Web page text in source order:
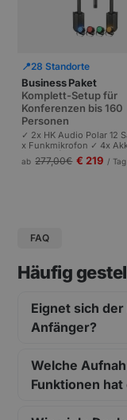
📍28 Standorte
Business Paket
Komplett-Setup für
Konferenzen bis 160
Personen
✓ 2x HK Audio Polar 12
x Funkmikrofon ✓ 4x
ntlichter | Komplettes
gungen und
ab 277,00€ € 219 / Tag
FAQ
Häufig
Eignet sich
Anfänger?
Welche
Funktionen hat